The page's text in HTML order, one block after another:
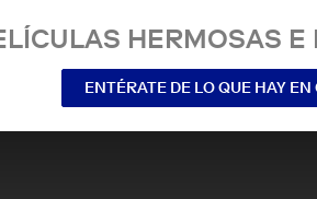
HERMOSAS E
ENTÉRATE DE LO QUE HAY